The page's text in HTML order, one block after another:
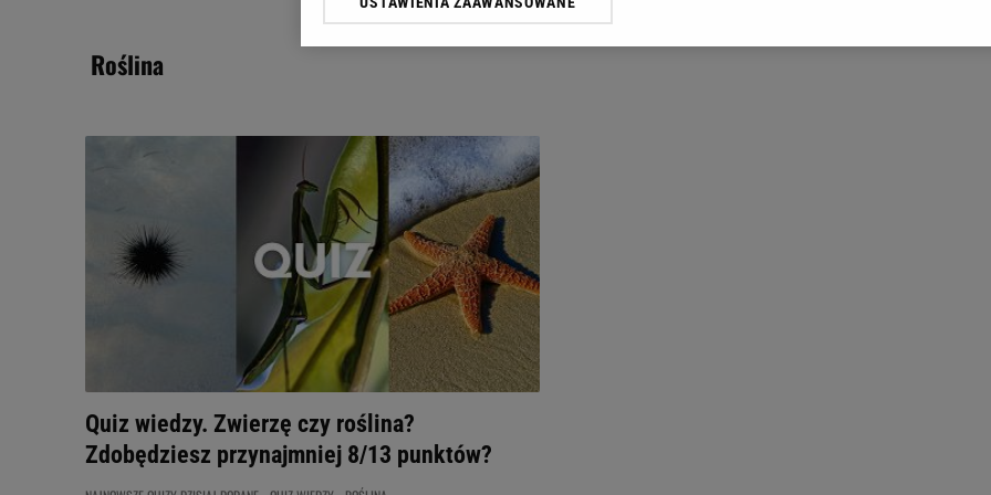
roślina
Quiz wiedzy. Zwierzę czy roślina?
Zdobędziesz przynajmniej 8/13 punktów?
Klikając „Akceptuję” wyrażasz też zgodę na zainstalowanie i przechowywanie plików cookie
My, nasi Zaufani Partnerzy i Agora S.A. możemy przetwarzać dane osobowe w następujących
Użycie dokładnych danych geolokalizacyjnych. Aktywne skanowanie charakterystyki urządzenia
Przechowywanie informacji na urządzeniu lub dostęp do nich. Spersonalizowane reklamy i treści,
badnie odbiorców i ulepszanie usług.